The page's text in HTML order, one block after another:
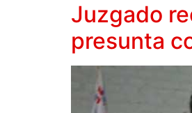
Juzgado
presunta